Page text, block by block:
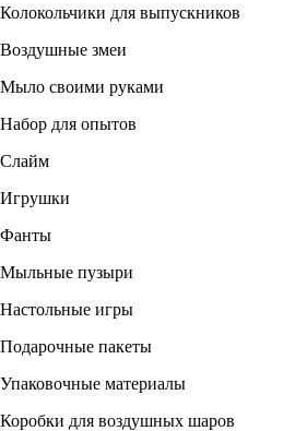
Колокольчики для выпускников
Воздушные змеи
Мыло своими руками
Набор для опытов
Слайм
Игрушки
Фанты
Мыльные пузыри
Настольные игры
Подарочные пакеты
Упаковочные материалы
Коробки для воздушных шаров